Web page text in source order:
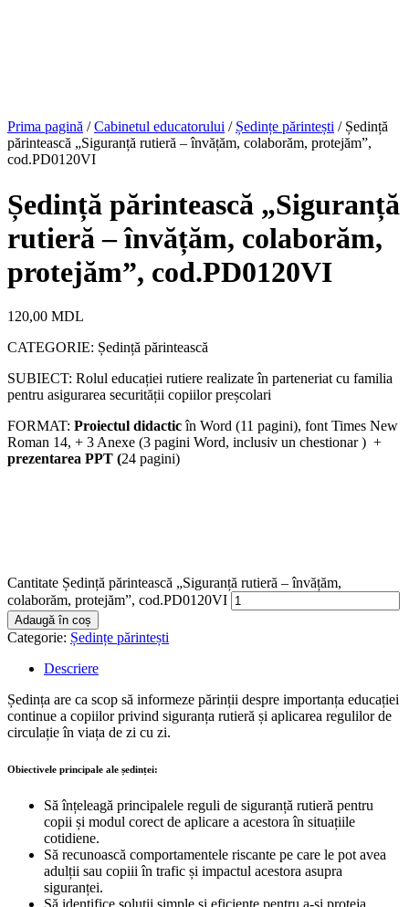
Prima pagină /Cabinetul educatorului / Ședințe părintești / Ședință
părintească „Siguranță rutieră – învățăm, colaborăm, protejăm”,
cod.PD0120VI
Ședință părintească „Siguranță
rutieră – învățăm, colaborăm,
protejăm”, cod.PD0120VI
120,00 MDL
CATEGORIE: Ședință părintească
SUBIECT: Rolul educației rutiere realizate în parteneriat cu familia
pentru asigurarea securității copiilor preșcolari
FORMAT: Proiectul didacticîn Word (11 pagini), font Times New
Roman 14, + 3 Anexe (3 pagini Word, inclusiv un chestionar ) +
prezentarea PPT (24 pagini)
Cantitate Ședință părintească „Siguranță rutieră – învățăm,
colaborăm, protejăm”, cod.PD0120VI
Adaugă în coș
Categorie: Ședințe părintești
Descriere
Ședința are ca scop să informeze părinții despre importanța educației
continue a copiilor privind siguranța rutieră și aplicarea regulilor de
circulație în viața de zi cu zi.
Obiectivele principale ale ședinței:
Să înțeleagă principalele reguli de siguranță rutieră pentru
copii și modul corect de aplicare a acestora în situațiile
cotidiene.
Să recunoască comportamentele riscante pe care le pot avea
adulții sau copiii în trafic și impactul acestora asupra
siguranței.
Să identifice soluții simple și eficiente pentru a-și proteja